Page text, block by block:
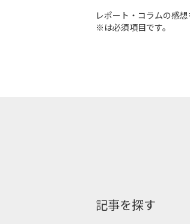
レポート・コラムの感
※は必須項目です。
記事を探す